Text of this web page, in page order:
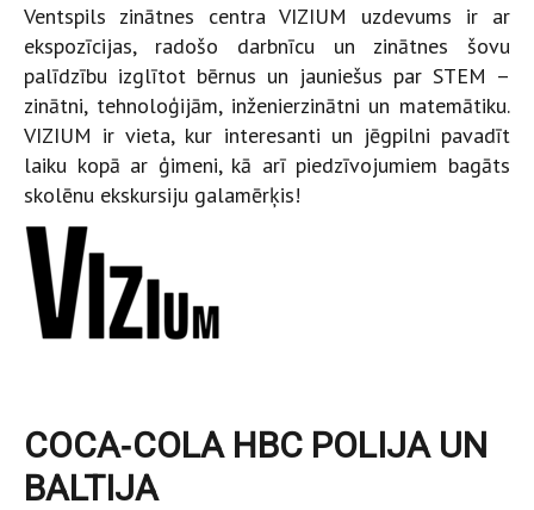
Ventspils zinātnes centra VIZIUM uzdevums ir ar
ekspozīcijas, radošo darbnīcu un zinātnes šovu
palīdzību izglītot bērnus un jauniešus par STEM –
zinātni, tehnoloģijām, inženierzinātni un matemātiku.
VIZIUM ir vieta, kur interesanti un jēgpilni pavadīt
laiku kopā ar ģimeni, kā arī piedzīvojumiem bagāts
skolēnu ekskursiju galamērķis!
COCA‑COLA HBC POLIJA UN
BALTIJA